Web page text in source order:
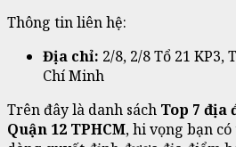
Thông tin liên hệ:
Địa chỉ: 2/8, 2/8 Tổ 21 KP3,
Chí Minh
Trên đây là danh sách Top 7 địa
Quận 12 TPHCM, hi vọng bạn